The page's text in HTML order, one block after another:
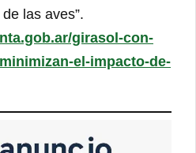
las aves”.
girasol-con-
el-impacto-de-